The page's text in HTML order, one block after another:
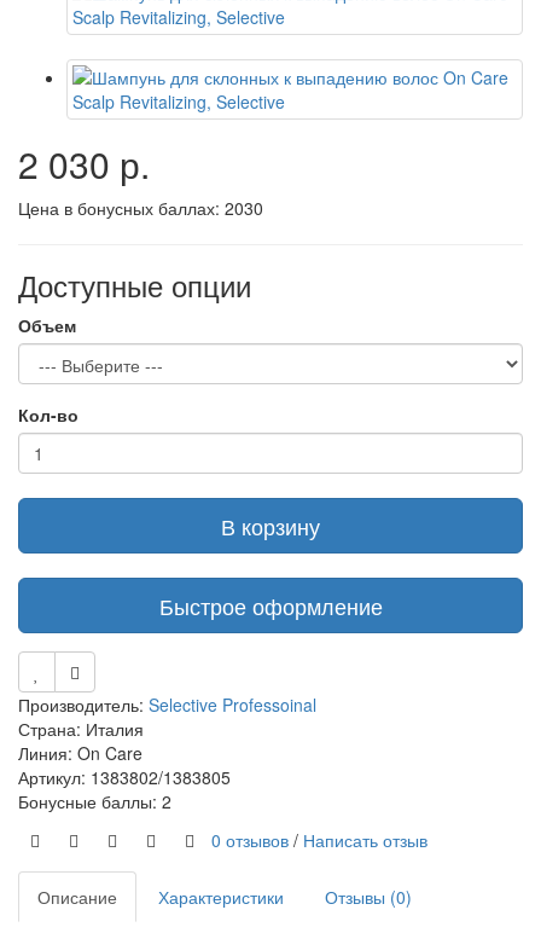
2 030 р.
Цена в бонусных баллах: 2030
Доступные опции
Объем
Кол-во
В корзину
Быстрое оформление
Производитель: Selective Professoinal
Страна: Италия
Линия: On Care
Артикул: 1383802/1383805
Бонусные баллы: 2
0 отзывов / Написать отзыв
Описание Характеристики Отзывы (0)